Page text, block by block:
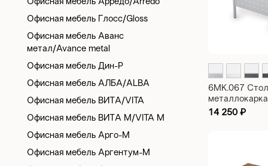
Офисная мебель Арредо/Arredo
Офисная мебель Глосс/Gloss
Офисная мебель Аванс
метал/Avance metal
Офисная мебель Дин-Р
Офисная мебель АЛБА/ALBA
Офисная мебель ВИТА/VITA
Офисная мебель ВИТА М/VITA M
Офисная мебель Арго-М
Офисная мебель Аргентум-М
6МК.067
рабочий с
14 250 ₽